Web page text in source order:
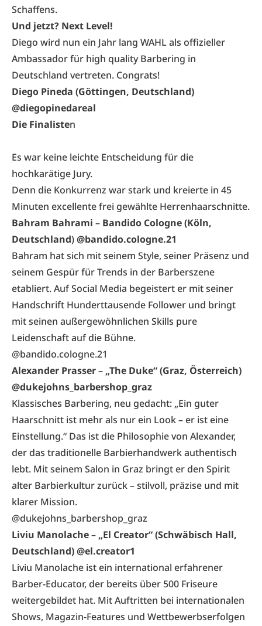
Schaffens.
Und jetzt? Next Level!
Diego wird nun ein Jahr lang WAHL als offizieller
Ambassador für high quality Barbering in
Deutschland vertreten. Congrats!
Diego Pineda (Göttingen, Deutschland)
@diegopinedareal
Die Finalisten
Es war keine leichte Entscheidung für die
hochkarätige Jury.
Denn die Konkurrenz war stark und kreierte in 45
Minuten excellente frei gewählte Herrenhaarschnitte.
Bahram Bahrami – Bandido Cologne (Köln,
Deutschland)@bandido.cologne.21
Bahram hat sich mit seinem Style, seiner Präsenz und
seinem Gespür für Trends in der Barberszene
etabliert. Auf Social Media begeistert er mit seiner
Handschrift Hunderttausende Follower und bringt
mit seinen außergewöhnlichen Skills pure
Leidenschaft auf die Bühne.
@bandido.cologne.21
Alexander Prasser– „The Duke“ (Graz, Österreich)
@dukejohns_barbershop_graz
Klassisches Barbering, neu gedacht: „Ein guter
Haarschnitt ist mehr als nur ein Look – er ist eine
Einstellung.“ Das ist die Philosophie von Alexander,
der das traditionelle Barbierhandwerk authentisch
lebt. Mit seinem Salon in Graz bringt er den Spirit
alter Barbierkultur zurück – stilvoll, präzise und mit
klarer Mission.
@dukejohns_barbershop_graz
Liviu Manolache– „El Creator“ (Schwäbisch Hall,
Deutschland) @el.creator1
Liviu Manolache ist ein international erfahrener
Barber-Educator, der bereits über 500 Friseure
weitergebildet hat. Mit Auftritten bei internationalen
Shows, Magazin-Features und Wettbewerbserfolgen